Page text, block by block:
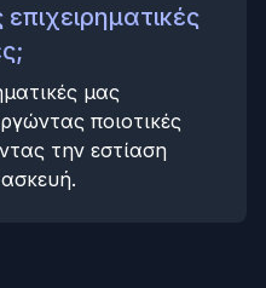
μας
ποιοτικές
την εστίαση